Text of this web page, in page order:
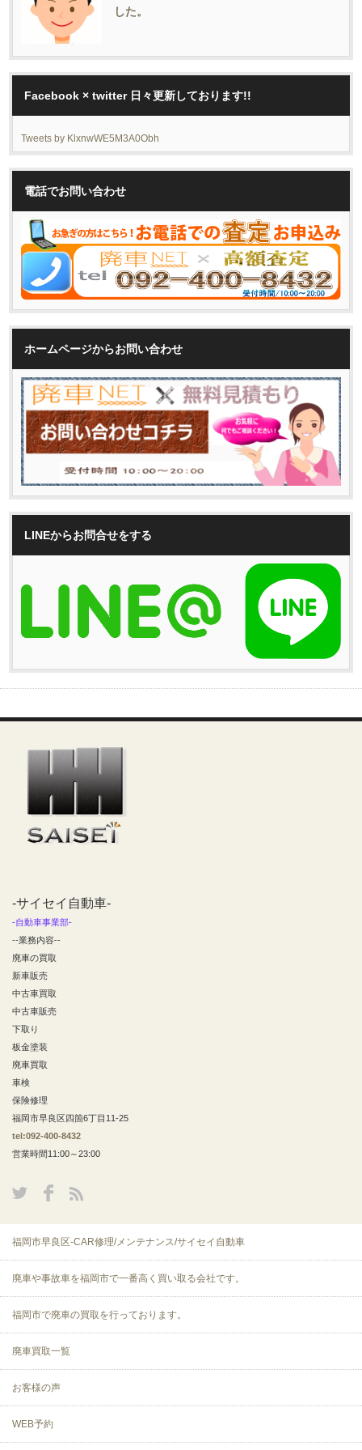
した。
Facebook × twitter 日々更新しております!!
Tweets by KlxnwWE5M3A0Obh
電話でお問い合わせ
ホームページからお問い合わせ
LINEからお問合せをする
-サイセイ自動車-
-自動車事業部-
--業務内容--
廃車の買取
新車販売
中古車買取
中古車販売
下取り
板金塗装
廃車買取
車検
保険修理
福岡市早良区四箇6丁目11-25
tel:092-400-8432
営業時間11:00～23:00
福岡市早良区-CAR修理/メンテナンス/サイセイ自動車
廃車や事故車を福岡市で一番高く買い取る会社です。
福岡市で廃車の買取を行っております。
廃車買取一覧
お客様の声
WEB予約